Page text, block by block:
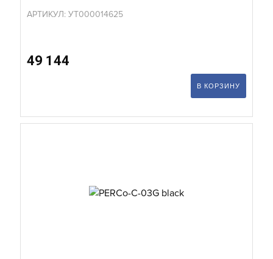
АРТИКУЛ: УТ000014625
49 144
В КОРЗИНУ